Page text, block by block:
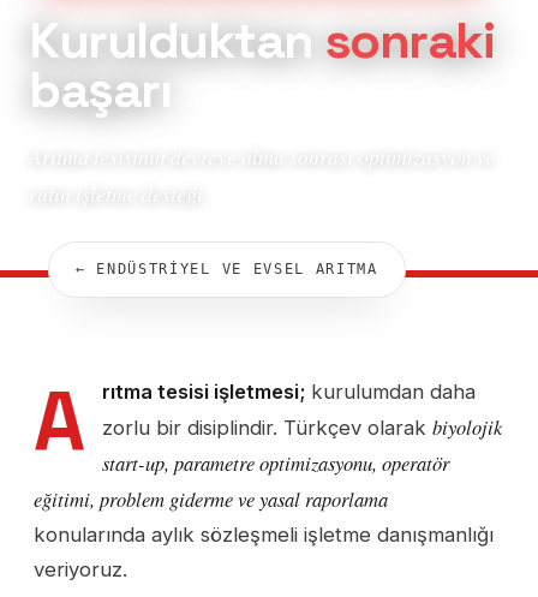
Kurulduktan sonraki
başarı
← ENDÜSTRİYEL VE EVSEL ARITMA
A rıtma tesisi işletmesi; kurulumdan daha
zorlu bir disiplindir. Türkçev olarak biyolojik
start-up, parametre optimizasyonu, operatör
eğitimi, problem giderme ve yasal raporlama
konularında aylık sözleşmeli işletme danışmanlığı
veriyoruz.